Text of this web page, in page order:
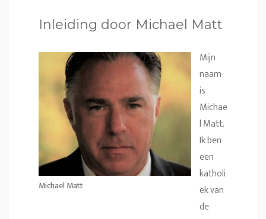
Inleiding door Michael Matt
Michael Matt
Mijn
naam
is
Michae
l Matt.
Ik ben
een
katholi
ek van
de